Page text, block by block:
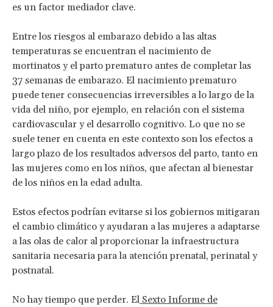
es un factor mediador clave.
Entre los riesgos al embarazo debido a las altas
temperaturas se encuentran el nacimiento de
mortinatos y el parto prematuro antes de completar las
37 semanas de embarazo. El nacimiento prematuro
puede tener consecuencias irreversibles a lo largo de la
vida del niño, por ejemplo, en relación con el sistema
cardiovascular y el desarrollo cognitivo. Lo que no se
suele tener en cuenta en este contexto son los efectos a
largo plazo de los resultados adversos del parto, tanto en
las mujeres como en los niños, que afectan al bienestar
de los niños en la edad adulta.
Estos efectos podrían evitarse si los gobiernos mitigaran
el cambio climático y ayudaran a las mujeres a adaptarse
a las olas de calor al proporcionar la infraestructura
sanitaria necesaria para la atención prenatal, perinatal y
postnatal.
No hay tiempo que perder. El Sexto Informe de